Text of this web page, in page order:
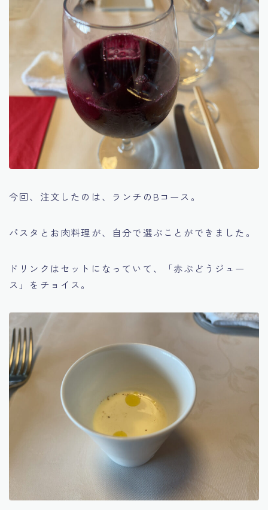
今回、注文したのは、ランチのBコース。
パスタとお肉料理が、自分で選ぶことができました。
ドリンクはセットになっていて、「赤ぶどうジュー
ス」をチョイス。